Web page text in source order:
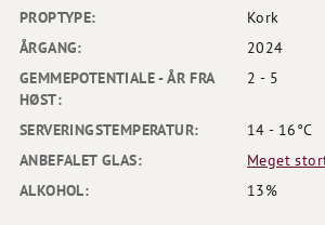
PROPTYPE:
Kork
ÅRGANG:
2024
GEMMEPOTENTIALE - ÅR FRA
HØST:
2 - 5
SERVERINGSTEMPERATUR:
14 - 16°C
ANBEFALET GLAS:
Meget
ALKOHOL:
13%